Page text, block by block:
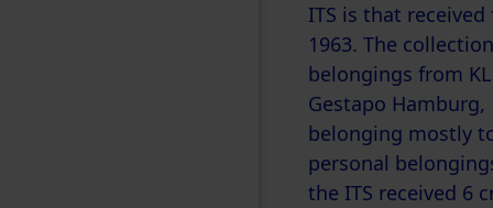
ITS is that
1963. The
belongings from
Gestapo
belonging mostly
personal
the ITS received 6